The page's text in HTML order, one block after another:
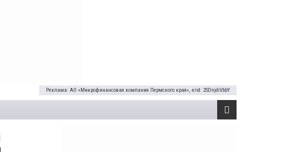
Реклама: АО «Микрофинансовая компания Пермского края», erid: 2SDnjdiVbbY